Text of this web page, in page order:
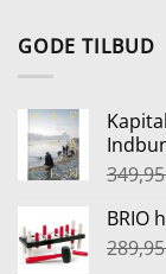
GODE TILBUD
BRIO